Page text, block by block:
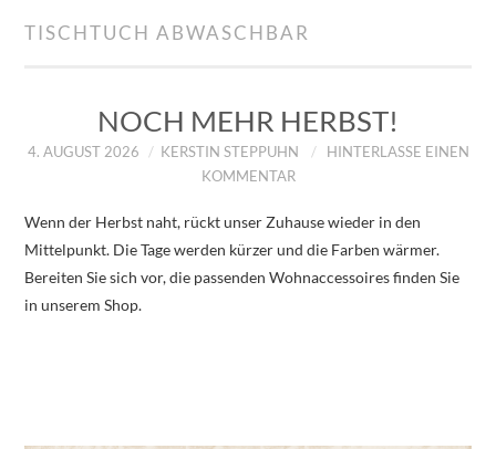
ÜBER UNS
DATENSCHUTZERKLÄRUNG
TISCHTUCH ABWASCHBAR
NOCH MEHR HERBST!
4. AUGUST 2026 KERSTIN STEPPUHN
HINTERLASSE EINEN
KOMMENTAR
Wenn der Herbst naht, rückt unser Zuhause wieder in den
Mittelpunkt. Die Tage werden kürzer und die Farben wärmer.
Bereiten Sie sich vor, die passenden Wohnaccessoires finden Sie
in unserem Shop.